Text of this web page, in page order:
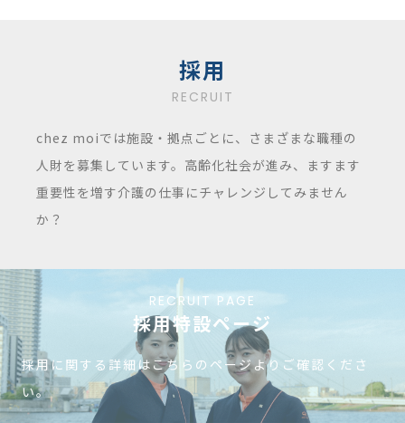
採用
RECRUIT
chez moiでは施設・拠点ごとに、さまざまな職種の
人財を募集しています。高齢化社会が進み、ますます
重要性を増す介護の仕事にチャレンジしてみません
か？
RECRUIT PAGE
採用特設ページ
採用に関する詳細はこちらのページよりご確認くださ
い。